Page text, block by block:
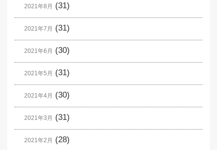
2021年8月 (31)
2021年7月 (31)
2021年6月 (30)
2021年5月 (31)
2021年4月 (30)
2021年3月 (31)
2021年2月 (28)